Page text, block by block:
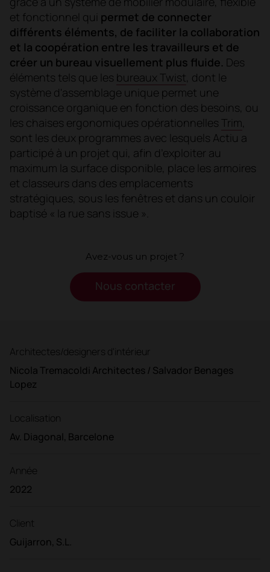
et fonctionnel qui permet de connecter
différents éléments, de faciliter la collaboration
et la coopération entre les travailleurs et de
créer un bureau visuellement plus fluide. Des
éléments tels que les bureaux Twist, dont le
système d'assemblage unique permet une
croissance organique en fonction des besoins, ou
les chaises ergonomiques opérationnelles Trim,
sont les deux programmes avec lesquels Actiu a
participé à un projet qui, afin d’exploiter au
maximum la surface disponible, place les armoires
et classeurs dans des emplacements
stratégiques, sous les fenêtres et dans un couloir
baptisé « la rue sans issue ».
Avez-vous un projet ?
Nous contacter
Architectes/designers d'intérieur
Nicola Tremacoldi Architectes / Salvador Benages
Lopez
Localisation
Av. Diagonal, Barcelone
Année
2022
Client
Guijarron, S.L.